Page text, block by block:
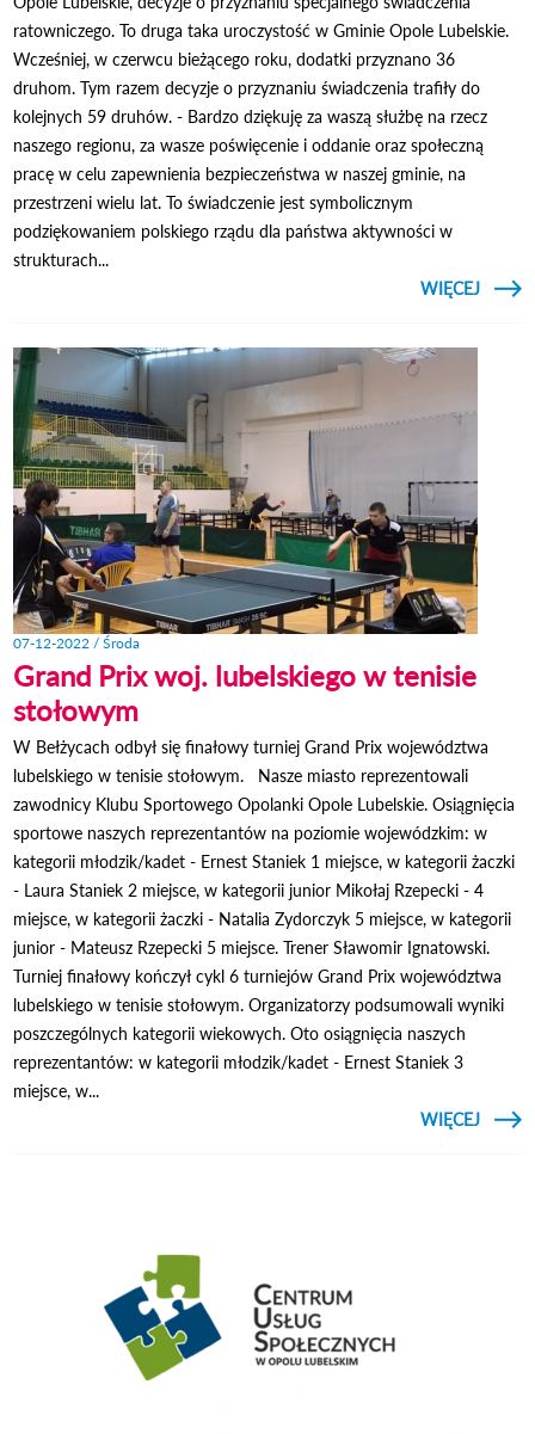
ratowniczego. To druga taka uroczystość w Gminie Opole Lubelskie.
Wcześniej, w czerwcu bieżącego roku, dodatki przyznano 36
druhom. Tym razem decyzje o przyznaniu świadczenia trafiły do
kolejnych 59 druhów. - Bardzo dziękuję za waszą służbę na rzecz
naszego regionu, za wasze poświęcenie i oddanie oraz społeczną
pracę w celu zapewnienia bezpieczeństwa w naszej gminie, na
przestrzeni wielu lat. To świadczenie jest symbolicznym
podziękowaniem polskiego rządu dla państwa aktywności w
strukturach...
CZYTAJ
WIĘCEJ
O
07-12-2022 / Środa
Grand Prix woj. lubelskiego w tenisie
stołowym
W Bełżycach odbył się finałowy turniej Grand Prix województwa
lubelskiego w tenisie stołowym. Nasze miasto reprezentowali
zawodnicy Klubu Sportowego Opolanki Opole Lubelskie. Osiągnięcia
sportowe naszych reprezentantów na poziomie wojewódzkim: w
kategorii młodzik/kadet - Ernest Staniek 1 miejsce, w kategorii żaczki
- Laura Staniek 2 miejsce, w kategorii junior Mikołaj Rzepecki - 4
miejsce, w kategorii żaczki - Natalia Zydorczyk 5 miejsce, w kategorii
junior - Mateusz Rzepecki 5 miejsce. Trener Sławomir Ignatowski.
Turniej finałowy kończył cykl 6 turniejów Grand Prix województwa
lubelskiego w tenisie stołowym. Organizatorzy podsumowali wyniki
poszczególnych kategorii wiekowych. Oto osiągnięcia naszych
reprezentantów: w kategorii młodzik/kadet - Ernest Staniek 3
miejsce, w...
CZYTAJ
WIĘCEJ
O